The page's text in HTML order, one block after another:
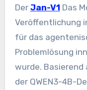
Der Jan-V1 Das
Veröffentlichung
für das
Problemlösung
wurde. Basierend
der QWEN3-4B-